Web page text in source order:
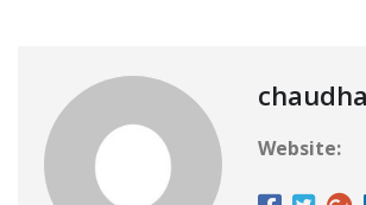
Website: